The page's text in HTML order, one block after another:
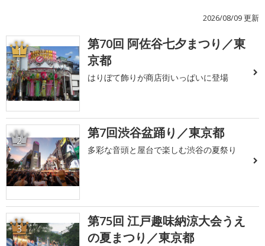
2026/08/09 更新
1
第70回 阿佐谷七夕まつり／東
京都
はりぼて飾りが商店街いっぱいに登場
2 第7回渋谷盆踊り／東京都
多彩な音頭と屋台で楽しむ渋谷の夏祭り
3
第75回 江戸趣味納涼大会うえ
の夏まつり／東京都